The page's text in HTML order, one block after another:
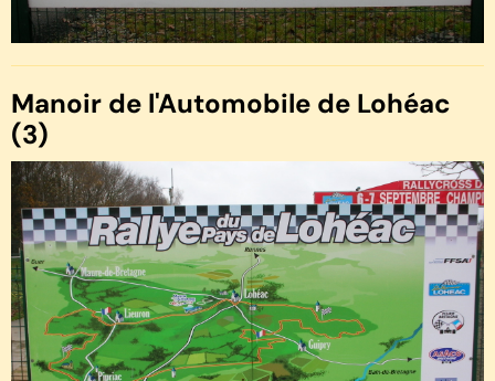
Manoir de l'Automobile de Lohéac
(3)